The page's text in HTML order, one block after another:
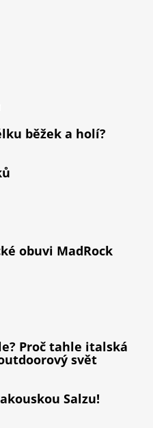
běžek a holí?
obuvi MadRock
Proč tahle italská
svět
Salzu!